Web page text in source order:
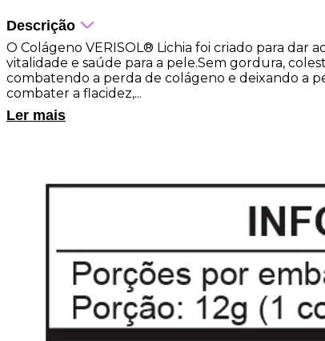
Descrição
O Colágeno VERISOL® Lichia foi criado para dar
vitalidade e saúde para a pele.Sem gordura,
combatendo a perda de colágeno e deixando a
combater a flacidez,...
Ler mais